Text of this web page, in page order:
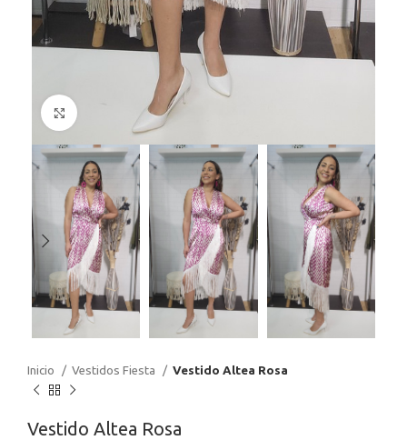
Haga Click para agrandar
Inicio Vestidos Fiesta Vestido Altea Rosa
Vestido Altea Rosa